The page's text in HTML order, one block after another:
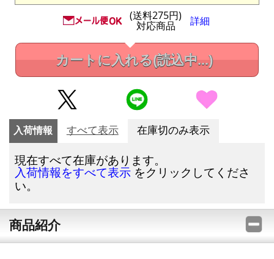
(送料275円)
対応商品 詳細
カートに入れる(読込中...)
入荷情報 すべて表示 在庫切のみ表示
現在すべて在庫があります。
入荷情報をすべて表示 をクリックしてくださ
い。
商品紹介